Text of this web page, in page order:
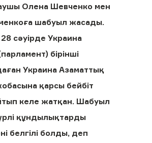
Олена Шевченко мен
шабуыл жасады.
сәуірде Украина
бірінші
Украина Азаматтық
қарсы бейбіт
келе жатқан. Шабуыл
құндылықтарды
белгілі болды, деп